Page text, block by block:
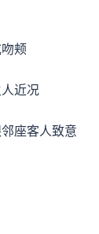
颊
近况
座客人致意